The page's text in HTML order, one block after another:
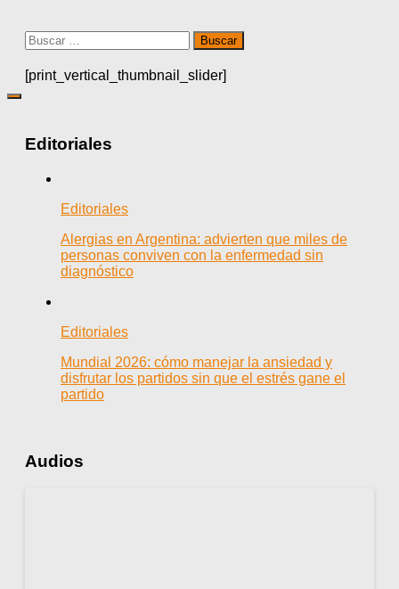
Buscar:
[print_vertical_thumbnail_slider]
Editoriales
Editoriales
Alergias en Argentina: advierten que miles de
personas conviven con la enfermedad sin
diagnóstico
Editoriales
Mundial 2026: cómo manejar la ansiedad y
disfrutar los partidos sin que el estrés gane el
partido
Audios